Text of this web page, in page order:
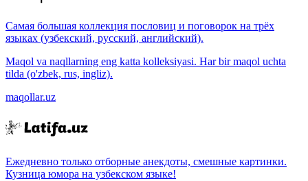
Самая большая коллекция пословиц и поговорок на трёх
языках (узбекский, русский, английский).
Maqol va naqllarning eng katta kolleksiyasi. Har bir maqol uchta
tilda (o'zbek, rus, ingliz).
maqollar.uz
Ежедневно только отборные анекдоты, смешные картинки.
Кузница юмора на узбекском языке!